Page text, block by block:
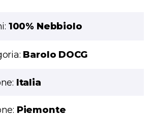
100% Nebbiolo
Barolo DOCG
Italia
Piemonte